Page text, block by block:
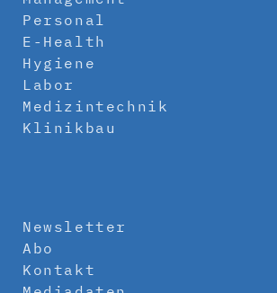
Personal
E-Health
Hygiene
Labor
Medizintechnik
Klinikbau
Newsletter
Abo
Kontakt